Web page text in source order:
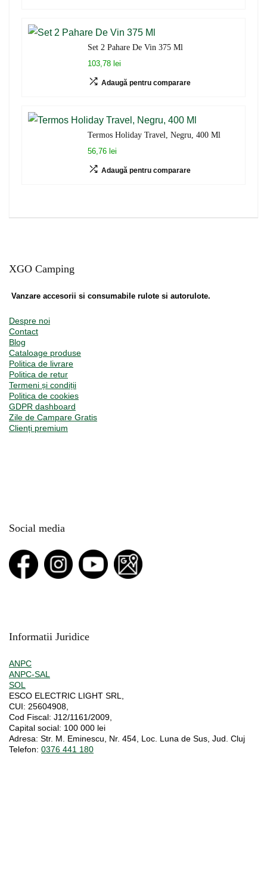
Set 2 Pahare De Vin 375 Ml
103,78 lei
Adaugă pentru comparare
Termos Holiday Travel, Negru, 400 Ml
56,76 lei
Adaugă pentru comparare
XGO Camping
Vanzare accesorii si consumabile rulote si autorulote.
Despre noi
Contact
Blog
Cataloage produse
Politica de livrare
Politica de retur
Termeni și condiții
Politica de cookies
GDPR dashboard
Zile de Campare Gratis
Clienți premium
Social media
Informatii Juridice
ANPC
ANPC-SAL
SOL
ESCO ELECTRIC LIGHT SRL,
CUI: 25604908,
Cod Fiscal: J12/1161/2009,
Capital social: 100 000 lei
Adresa: Str. M. Eminescu, Nr. 454, Loc. Luna de Sus, Jud. Cluj
Telefon: 0376 441 180